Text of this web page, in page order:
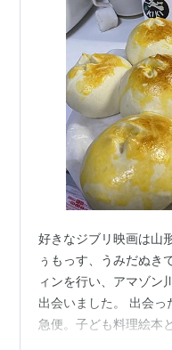
好きなジブリ映画は山
ぅもっす、うみだぬき
ィンを行い、アマゾン
出会いました。 出会
急便。子ども料理絵本